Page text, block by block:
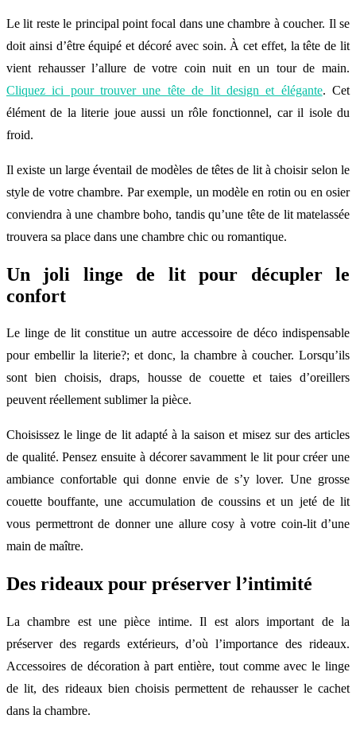
Le lit reste le principal point focal dans une chambre à coucher. Il se
doit ainsi d’être équipé et décoré avec soin. À cet effet, la tête de lit
vient rehausser l’allure de votre coin nuit en un tour de main.
Cliquez ici pour trouver une tête de lit design et élégante. Cet
élément de la literie joue aussi un rôle fonctionnel, car il isole du
froid.
Il existe un large éventail de modèles de têtes de lit à choisir selon le
style de votre chambre. Par exemple, un modèle en rotin ou en osier
conviendra à une chambre boho, tandis qu’une tête de lit matelassée
trouvera sa place dans une chambre chic ou romantique.
Un joli linge de lit pour décupler le
confort
Le linge de lit constitue un autre accessoire de déco indispensable
pour embellir la literie?; et donc, la chambre à coucher. Lorsqu’ils
sont bien choisis, draps, housse de couette et taies d’oreillers
peuvent réellement sublimer la pièce.
Choisissez le linge de lit adapté à la saison et misez sur des articles
de qualité. Pensez ensuite à décorer savamment le lit pour créer une
ambiance confortable qui donne envie de s’y lover. Une grosse
couette bouffante, une accumulation de coussins et un jeté de lit
vous permettront de donner une allure cosy à votre coin-lit d’une
main de maître.
Des rideaux pour préserver l’intimité
La chambre est une pièce intime. Il est alors important de la
préserver des regards extérieurs, d’où l’importance des rideaux.
Accessoires de décoration à part entière, tout comme avec le linge
de lit, des rideaux bien choisis permettent de rehausser le cachet
dans la chambre.